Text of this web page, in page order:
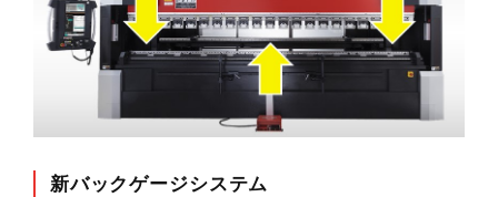
新バックゲージシステム